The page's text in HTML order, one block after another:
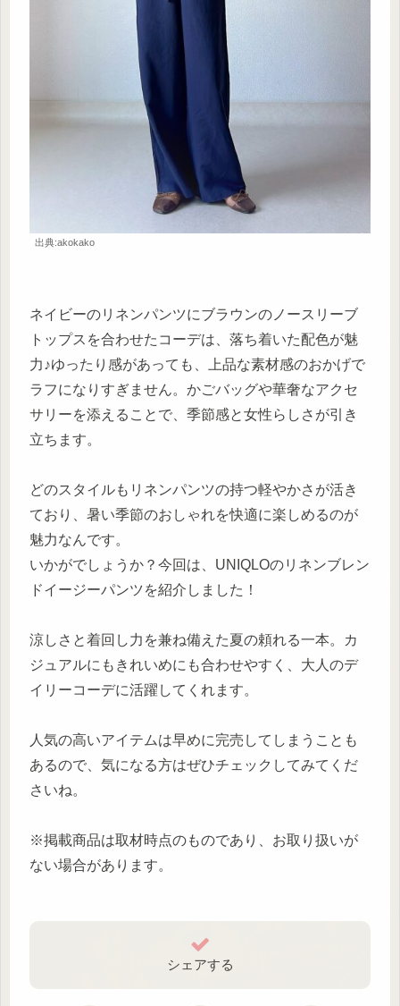
出典:akokako
ネイビーのリネンパンツにブラウンのノースリーブ
トップスを合わせたコーデは、落ち着いた配色が魅
力♪ゆったり感があっても、上品な素材感のおかげで
ラフになりすぎません。かごバッグや華奢なアクセ
サリーを添えることで、季節感と女性らしさが引き
立ちます。
どのスタイルもリネンパンツの持つ軽やかさが活き
ており、暑い季節のおしゃれを快適に楽しめるのが
魅力なんです。
いかがでしょうか？今回は、UNIQLOのリネンブレン
ドイージーパンツを紹介しました！
涼しさと着回し力を兼ね備えた夏の頼れる一本。カ
ジュアルにもきれいめにも合わせやすく、大人のデ
イリーコーデに活躍してくれます。
人気の高いアイテムは早めに完売してしまうことも
あるので、気になる方はぜひチェックしてみてくだ
さいね。
※掲載商品は取材時点のものであり、お取り扱いが
ない場合があります。
シェアする